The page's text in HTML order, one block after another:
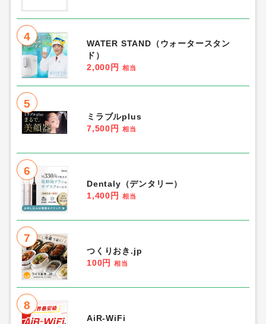
4
WATER STAND（ウォータースタン
ド）
2,000円
相当
5
ミラブルplus
7,500円
相当
6
Dentaly（デンタリー）
1,400円
相当
7
つくりおき.jp
100円
相当
8
AiR-WiFi